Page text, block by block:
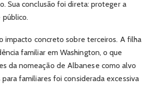
Sua conclusão foi direta: proteger a
impacto concreto sobre terceiros. A filha
familiar em Washington, o que
da nomeação de Albanese como alvo
familiares foi considerada excessiva